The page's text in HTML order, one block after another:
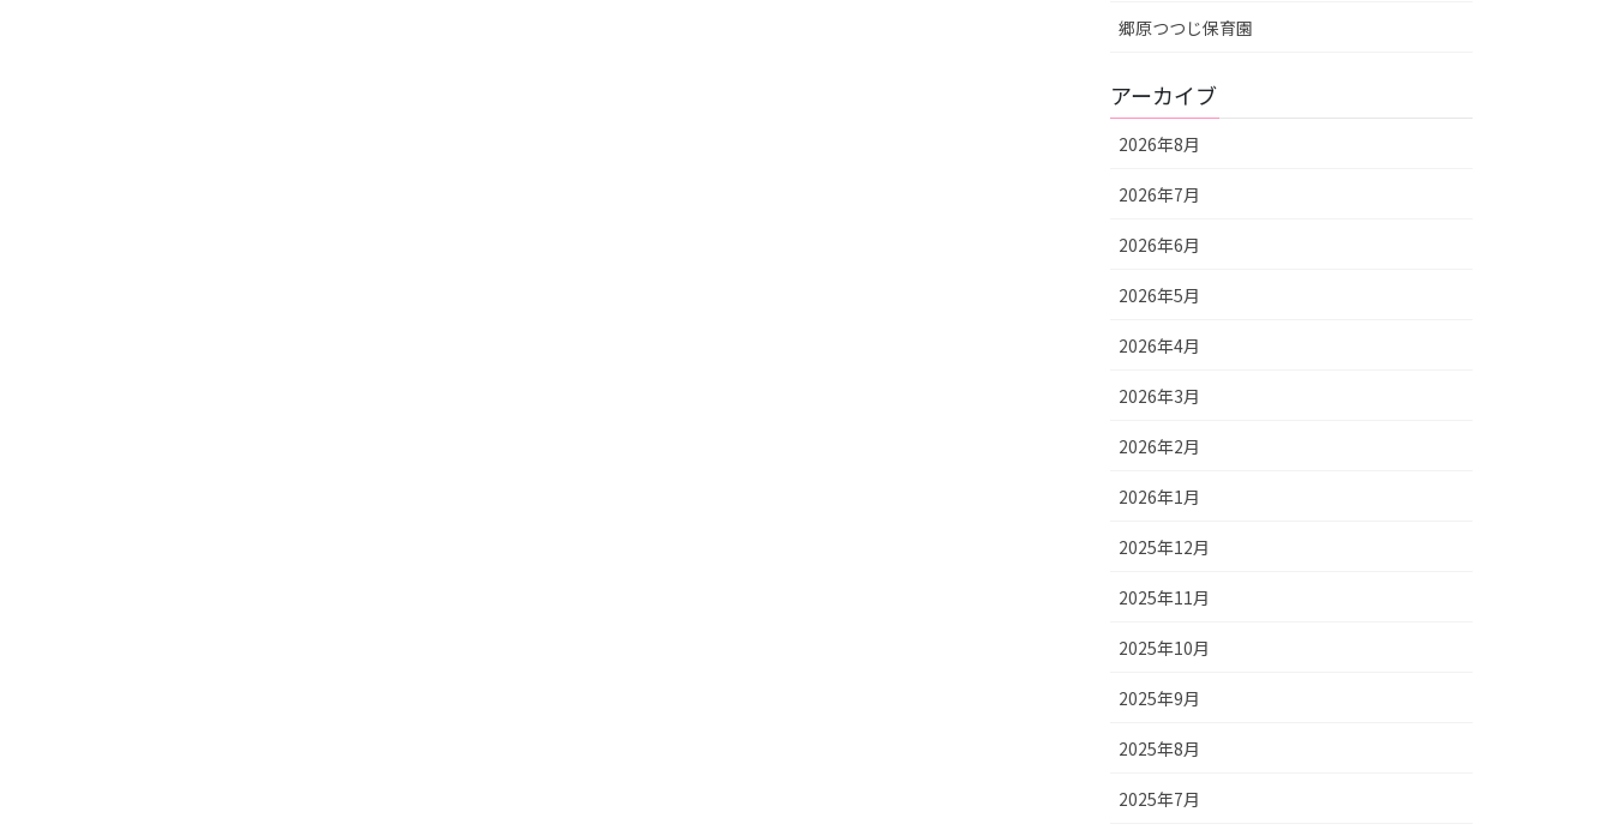
郷原つつじ保育園
アーカイブ
2026年8月
2026年7月
2026年6月
2026年5月
2026年4月
2026年3月
2026年2月
2026年1月
2025年12月
2025年11月
2025年10月
2025年9月
2025年8月
2025年7月